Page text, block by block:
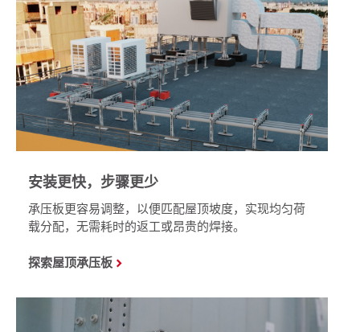
安装更快，步骤更少
承压板更容易调整，以便匹配屋顶坡度，实现均匀荷
载分配，无需耗时的返工或昂贵的焊接。
探索屋顶承压板